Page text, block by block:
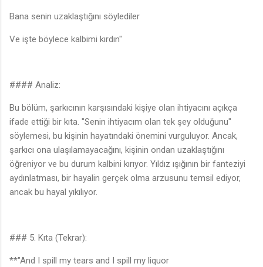
Bana senin uzaklaştığını söylediler
Ve işte böylece kalbimi kırdın"
#### Analiz:
Bu bölüm, şarkıcının karşısındaki kişiye olan ihtiyacını açıkça
ifade ettiği bir kıta. "Senin ihtiyacım olan tek şey olduğunu"
söylemesi, bu kişinin hayatındaki önemini vurguluyor. Ancak,
şarkıcı ona ulaşılamayacağını, kişinin ondan uzaklaştığını
öğreniyor ve bu durum kalbini kırıyor. Yıldız ışığının bir fanteziyi
aydınlatması, bir hayalin gerçek olma arzusunu temsil ediyor,
ancak bu hayal yıkılıyor.
### 5. Kıta (Tekrar):
**"And I spill my tears and I spill my liquor